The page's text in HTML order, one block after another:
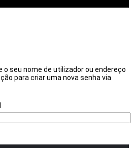
o seu nome de utilizador ou endereço
para criar uma nova senha via